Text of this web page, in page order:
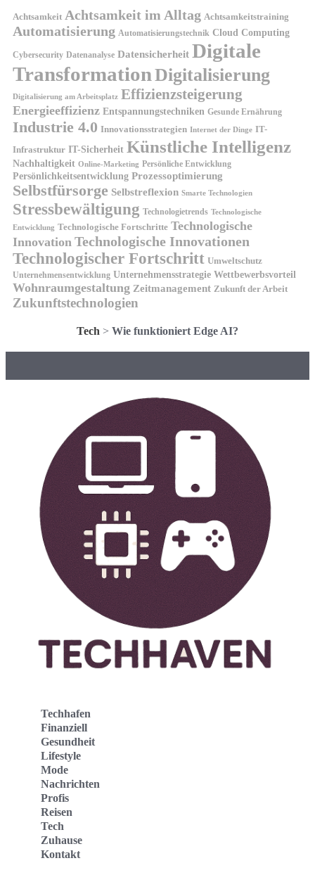
Achtsamkeit Achtsamkeit im Alltag Achtsamkeitstraining
Automatisierung Automatisierungstechnik Cloud Computing
Cybersecurity Datenanalyse Datensicherheit Digitale
TransformationDigitalisierung
Digitalisierung am Arbeitsplatz Effizienzsteigerung
Energieeffizienz Entspannungstechniken Gesunde Ernährung
Industrie 4.0 Innovationsstrategien Internet der Dinge IT-
Infrastruktur IT-Sicherheit Künstliche Intelligenz
Nachhaltigkeit Online-Marketing Persönliche Entwicklung
Persönlichkeitsentwicklung Prozessoptimierung
Selbstfürsorge Selbstreflexion Smarte Technologien
Stressbewältigung Technologietrends Technologische
Entwicklung Technologische Fortschritte Technologische
Innovation Technologische Innovationen
Technologischer Fortschritt Umweltschutz
Unternehmensentwicklung Unternehmensstrategie Wettbewerbsvorteil
Wohnraumgestaltung Zeitmanagement Zukunft der Arbeit
Zukunftstechnologien
Tech > Wie funktioniert Edge AI?
Techhafen
Finanziell
Gesundheit
Lifestyle
Mode
Nachrichten
Profis
Reisen
Tech
Zuhause
Kontakt